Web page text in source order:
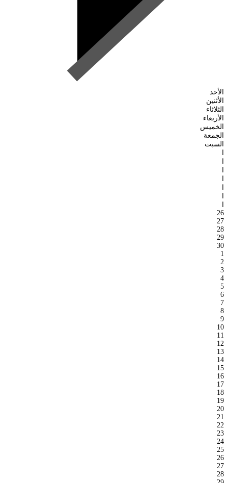
الأحد
الأثنين
الثلاثاء
الأربعاء
الخميس
الجمعة
السبت
26
27
28
29
30
1
2
3
4
5
6
7
8
9
10
11
12
13
14
15
16
17
18
19
20
21
22
23
24
25
26
27
28